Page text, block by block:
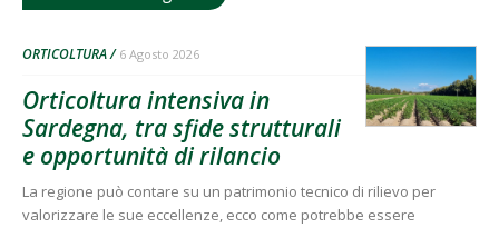
ORTICOLTURA 6 Agosto 2026
Orticoltura intensiva in
Sardegna, tra sfide strutturali
e opportunità di rilancio
La regione può contare su un patrimonio tecnico di rilievo per
valorizzare le sue eccellenze, ecco come potrebbe essere